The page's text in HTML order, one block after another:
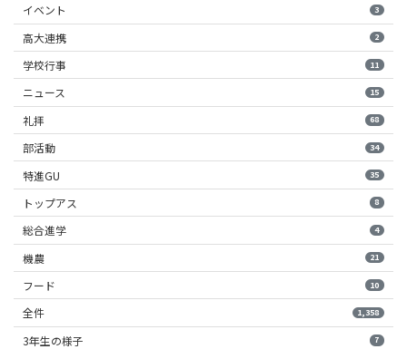
イベント 3
高大連携 2
学校行事 11
ニュース 15
礼拝 68
部活動 34
特進GU 35
トップアス 8
総合進学 4
機農 21
フード 10
全件 1,358
3年生の様子 7